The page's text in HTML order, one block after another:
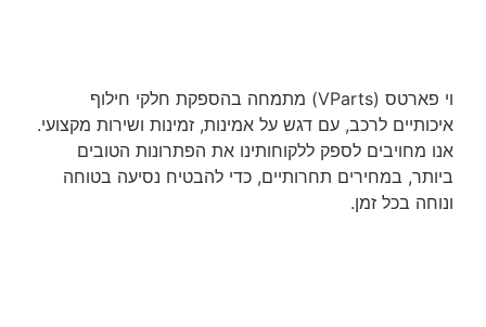
וי פארטס (VParts) מתמחה בהספקת חלקי חילוף
איכותיים לרכב, עם דגש על אמינות, זמינות ושירות מקצועי.
אנו מחויבים לספק ללקוחותינו את הפתרונות הטובים
ביותר, במחירים תחרותיים, כדי להבטיח נסיעה בטוחה
ונוחה בכל זמן.